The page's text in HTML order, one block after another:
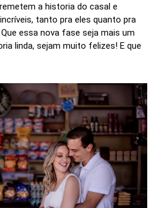
a historia do casal e
tanto pra eles quanto pra
essa nova fase seja mais um
linda, sejam muito felizes! E que